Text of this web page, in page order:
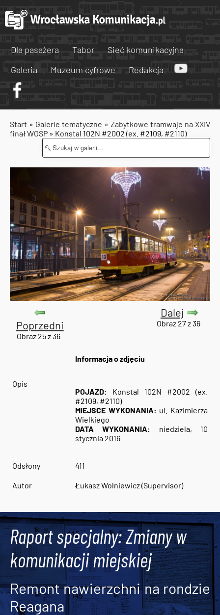
Dla pasażera Tabor
Sieć komunikacyjna
Galeria
Muzeum cyfrowe Redakcja
Start » Galerie tematyczne » Zabytkowe tramwaje na XXIV
finał WOŚP » Konstal 102N #2002 (ex. #2109, #2110)
Poprzedni
Obraz 25 z 36
Dalej
Obraz 27 z 36
Informacja o zdjęciu
Opis
POJAZD: Konstal 102N #2002 (ex.
#2109, #2110)
MIEJSCE WYKONANIA: ul. Kazimierza
Wielkiego
DATA WYKONANIA:
niedziela, 10
stycznia 2016
Odsłony 411
Autor Łukasz Wolniewicz (Supervisor)
Raport specjalny: Zmiany w
komunikacji miejskiej
Remont nawierzchni na rondzie
Reagana